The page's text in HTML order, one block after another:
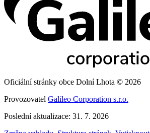
Oficiální stránky obce Dolní Lhota © 2026
Provozovatel Galileo Corporation s.r.o.
Poslední aktualizace: 31. 7. 2026